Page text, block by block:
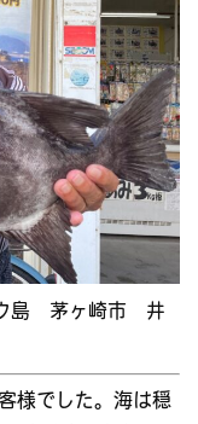
島 茅ヶ崎市 井
様でした。海は穏